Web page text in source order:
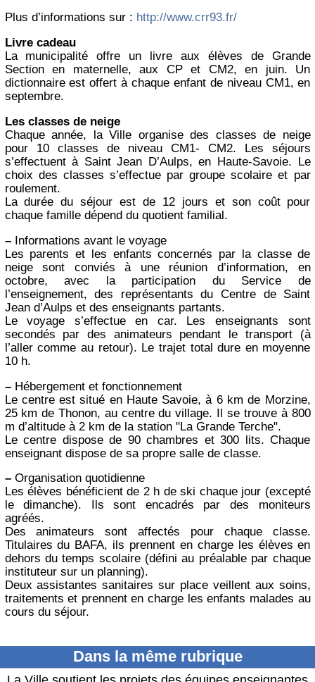
Plus d’informations sur : http://www.crr93.fr/
Livre cadeau
La municipalité offre un livre aux élèves de Grande
Section en maternelle, aux CP et CM2, en juin. Un
dictionnaire est offert à chaque enfant de niveau CM1, en
septembre.
Les classes de neige
Chaque année, la Ville organise des classes de neige
pour 10 classes de niveau CM1- CM2. Les séjours
s’effectuent à Saint Jean D’Aulps, en Haute-Savoie. Le
choix des classes s’effectue par groupe scolaire et par
roulement.
La durée du séjour est de 12 jours et son coût pour
chaque famille dépend du quotient familial.
–Informations avant le voyage
Les parents et les enfants concernés par la classe de
neige sont conviés à une réunion d’information, en
octobre, avec la participation du Service de
l’enseignement, des représentants du Centre de Saint
Jean d’Aulps et des enseignants partants.
Le voyage s’effectue en car. Les enseignants sont
secondés par des animateurs pendant le transport (à
l’aller comme au retour). Le trajet total dure en moyenne
10 h.
–Hébergement et fonctionnement
Le centre est situé en Haute Savoie, à 6 km de Morzine,
25 km de Thonon, au centre du village. Il se trouve à 800
m d’altitude à 2 km de la station "La Grande Terche".
Le centre dispose de 90 chambres et 300 lits. Chaque
enseignant dispose de sa propre salle de classe.
–Organisation quotidienne
Les élèves bénéficient de 2 h de ski chaque jour (excepté
le dimanche). Ils sont encadrés par des moniteurs
agréés.
Des animateurs sont affectés pour chaque classe.
Titulaires du BAFA, ils prennent en charge les élèves en
dehors du temps scolaire (défini au préalable par chaque
instituteur sur un planning).
Deux assistantes sanitaires sur place veillent aux soins,
traitements et prennent en charge les enfants malades au
cours du séjour.
Dans la même rubrique